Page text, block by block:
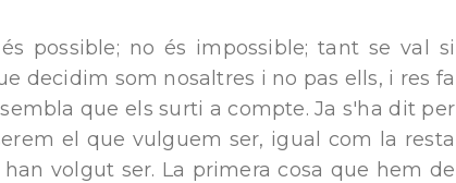
possible; no és impossible; tant se val si
decidim som nosaltres i no pas ells, i res fa
que els surti a compte. Ja s'ha dit per
el que vulguem ser, igual com la resta
volgut ser. La primera cosa que hem de